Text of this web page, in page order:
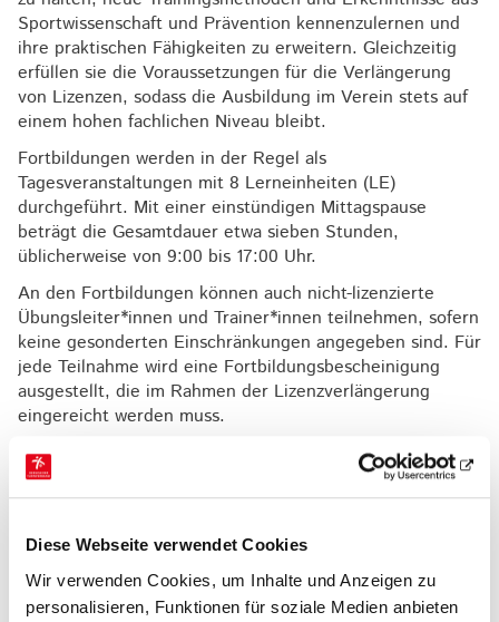
Diese Webseite verwendet Cookies
Wir verwenden Cookies, um Inhalte und Anzeigen zu
personalisieren, Funktionen für soziale Medien anbieten
Sportwissenschaft und Prävention kennenzulernen und
ihre praktischen Fähigkeiten zu erweitern. Gleichzeitig
erfüllen sie die Voraussetzungen für die Verlängerung
von Lizenzen, sodass die Ausbildung im Verein stets auf
einem hohen fachlichen Niveau bleibt.
Fortbildungen werden in der Regel als
Tagesveranstaltungen mit 8 Lerneinheiten (LE)
durchgeführt. Mit einer einstündigen Mittagspause
beträgt die Gesamtdauer etwa sieben Stunden,
üblicherweise von 9:00 bis 17:00 Uhr.
An den Fortbildungen können auch nicht-lizenzierte
Übungsleiter*innen und Trainer*innen teilnehmen, sofern
keine gesonderten Einschränkungen angegeben sind. Für
jede Teilnahme wird eine Fortbildungsbescheinigung
ausgestellt, die im Rahmen der Lizenzverlängerung
eingereicht werden muss.
bildung@htv-online.de